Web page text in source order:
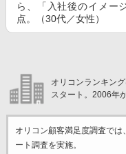
ら、「入社後のイメー
点。（30代／女性）
オリコンランキン
スタート。2006年
オリコン顧客満足度調査で
ート調査を実施。